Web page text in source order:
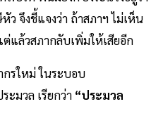
ว จึงชี้แจงว่า ถ้าสภาฯ ไม่เห็น
ล้วสภากลับเพิ่มให้เสียอีก
รใหม่ ในระบอบ
ะมวล เรียกว่า “ประมวล